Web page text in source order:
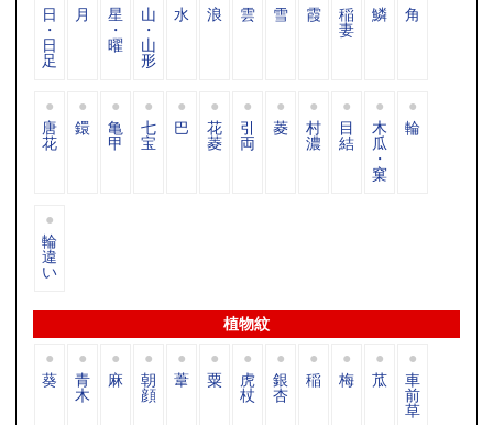
日
・
日
足
月 星
・
曜
山
・
山
形
水 浪 雲 雪 霞 稲
妻
鱗 角
唐
花
鐶 亀
甲
七
宝
巴 花
菱
引
両
菱 村
濃
目
結
木
瓜
・
窠
輪
輪
違
い
植物紋
葵 青
木
麻 朝
顔
葦 粟 虎
杖
銀
杏
稲 梅 苽 車
前
草